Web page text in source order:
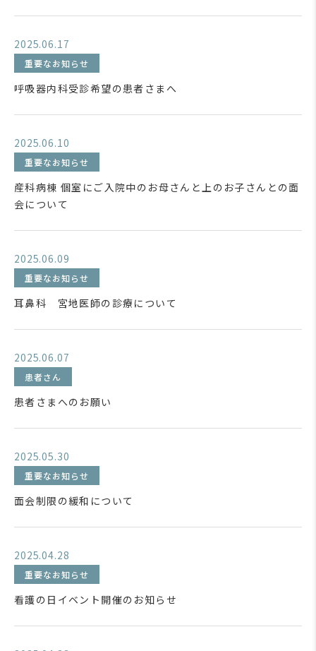
2025.06.17
重要なお知らせ
呼吸器内科受診希望の患者さまへ
2025.06.10
重要なお知らせ
産科病棟 個室にご入院中のお母さんと上のお子さんとの面
会について
2025.06.09
重要なお知らせ
耳鼻科 宮地医師の診療について
2025.06.07
患者さん
患者さまへのお願い
2025.05.30
重要なお知らせ
面会制限の緩和について
2025.04.28
重要なお知らせ
看護の日イベント開催のお知らせ